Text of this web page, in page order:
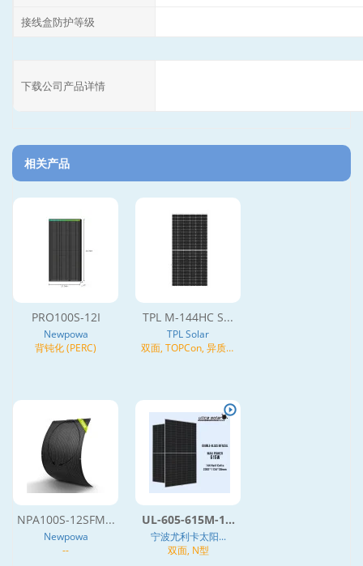
接线盒防护等级
下载公司产品详情
相关产品
PRO100S-12I
Newpowa
背钝化 (PERC)
TPL M-144HC S...
TPL Solar
双面, TOPCon, 异质结
NPA100S-12SFM...
Newpowa
--
UL-605-615M-1...
宁波尤利卡太阳...
双面, N型